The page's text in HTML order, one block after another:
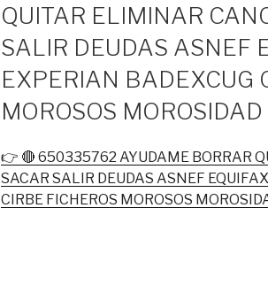
QUITAR ELIMINAR
SALIR DEUDAS ASNEF
EXPERIAN BADEXCUG
MOROSOS
👉 🔴 650335762 AYUDAME BORRAR
SACAR SALIR DEUDAS ASNEF
CIRBE FICHEROS MOROSOS